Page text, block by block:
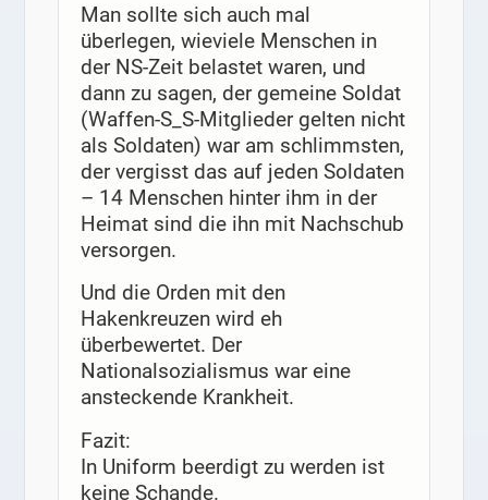
Man sollte sich auch mal
überlegen, wieviele Menschen in
der NS-Zeit belastet waren, und
dann zu sagen, der gemeine Soldat
(Waffen-S_S-Mitglieder gelten nicht
als Soldaten) war am schlimmsten,
der vergisst das auf jeden Soldaten
– 14 Menschen hinter ihm in der
Heimat sind die ihn mit Nachschub
versorgen.
Und die Orden mit den
Hakenkreuzen wird eh
überbewertet. Der
Nationalsozialismus war eine
ansteckende Krankheit.
Fazit:
In Uniform beerdigt zu werden ist
keine Schande.